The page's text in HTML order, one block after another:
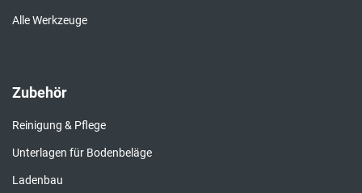
Alle Werkzeuge
Zubehör
Reinigung & Pflege
Unterlagen für Bodenbeläge
Ladenbau